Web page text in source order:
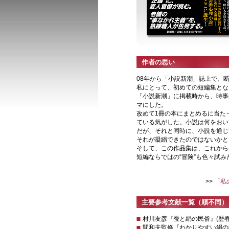
作者の思い
08年から「小説新潮」誌上で、
私にとって、初めての短編集と
「小説新潮」に掲載時から、時
マにした。
改めて1冊の本にまとめるに当た
ている気がした。小説は何をお
だが、それと同時に、小説を通
それが凝縮できたのではないか
そして、この作品集は、これか
短編ならではの“冒険”も色々試
>> 「
主要参考文献一覧（順不同）
村川友彦『蚕と絹の民俗』(歴
間和夫監修『わかりやすい絹